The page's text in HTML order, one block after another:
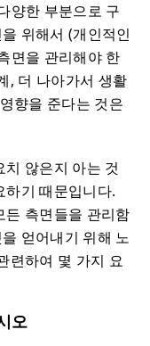
양한 부분으로 구
위해서 (개인적인
면을 관리해야 한
, 더 나아가서 생활
향을 준다는 것은
않은지 아는 것
하기 때문입니다.
든 측면들을 관리함
얻어내기 위해 노
련하여 몇 가지 요
오